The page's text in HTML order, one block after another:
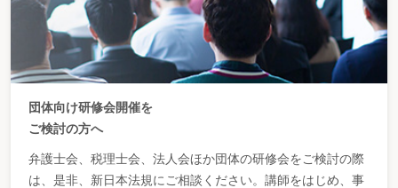
団体向け研修会開催を
ご検討の方へ
弁護士会、税理士会、法人会ほか団体の研修会をご検討の際
は、是非、新日本法規にご相談ください。講師をはじめ、事